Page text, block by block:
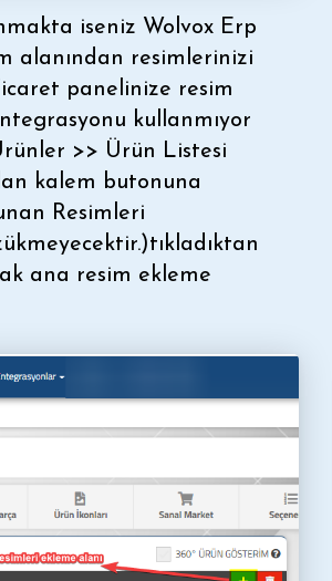
iseniz Wolvox Erp
alanından resimlerinizi
panelinize resim
kullanmıyor
>> Ürün Listesi
kalem butonuna
Resimleri
ana resim ekleme